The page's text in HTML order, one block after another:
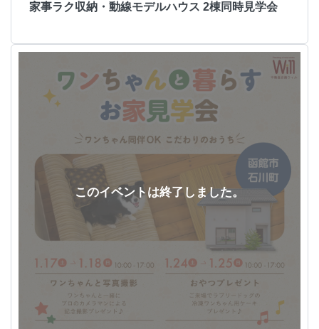
家事ラク収納・動線モデルハウス 2棟同時見学会
このイベントは終了しました。